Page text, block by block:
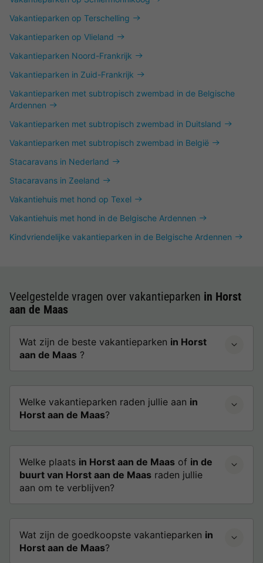
Vakantieparken op Terschelling
Vakantieparken op Vlieland
Vakantieparken Noord-Frankrijk
Vakantieparken in Zuid-Frankrijk
Vakantieparken met subtropisch zwembad in de Belgische
Ardennen
Vakantieparken met subtropisch zwembad in Duitsland
Vakantieparken met subtropisch zwembad in België
Stacaravans in Nederland
Stacaravans in Zeeland
Vakantiehuis met hond op Texel
Vakantiehuis met hond in de Belgische Ardennen
Kindvriendelijke vakantieparken in de Belgische Ardennen
Veelgestelde vragen over vakantieparken in Horst
aan de Maas
Wat zijn de beste vakantieparken in Horst
aan de Maas ?
Welke vakantieparken raden jullie aan in
Horst aan de Maas?
Welke plaats in Horst aan de Maas of in de
buurt van Horst aan de Maas raden jullie
aan om te verblijven?
Wat zijn de goedkoopste vakantieparken in
Horst aan de Maas?